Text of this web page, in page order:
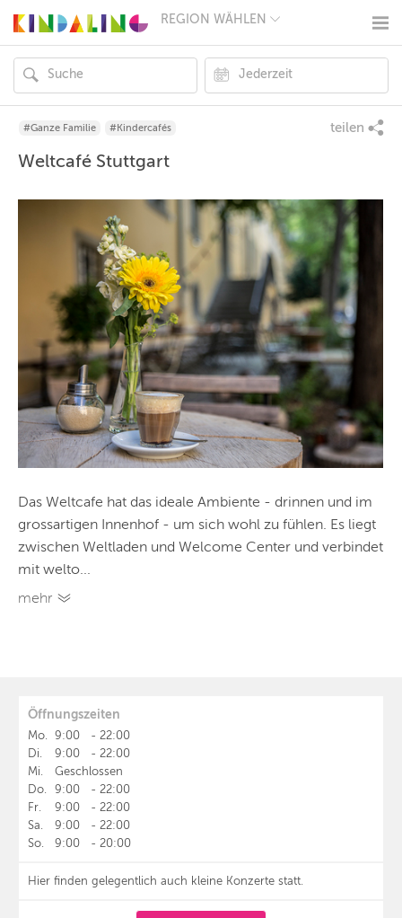
REGION WÄHLEN
MÜNCHEN
HAMBURG
FRANKFURT
KÖLN
DRESDEN
NÜRNBERG
WIEN
ZÜRICH
ANDERE
REGIONEN
#Ganze Familie #Kindercafés teilen
Weltcafé Stuttgart
Das Weltcafe hat das ideale Ambiente - drinnen und im
grossartigen Innenhof - um sich wohl zu fühlen. Es liegt
zwischen Weltladen und Welcome Center und verbindet
mit welto...
mehr
Öffnungszeiten
Mo. 9:00 - 22:00
Di.
9:00 - 22:00
Mi.
Geschlossen
Do.
9:00 - 22:00
Fr.
9:00 - 22:00
Sa.
9:00 - 22:00
So.
9:00 - 20:00
Hier finden gelegentlich auch kleine Konzerte statt.